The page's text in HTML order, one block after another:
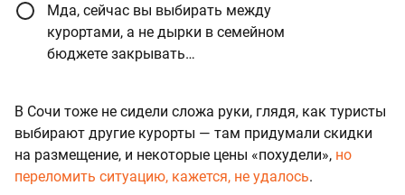
Мда, сейчас вы выбирать между
курортами, а не дырки в семейном
бюджете закрывать…
В Сочи тоже не сидели сложа руки, глядя, как туристы
выбирают другие курорты — там придумали скидки
на размещение, и некоторые цены «похудели», но
переломить ситуацию, кажется, не удалось.